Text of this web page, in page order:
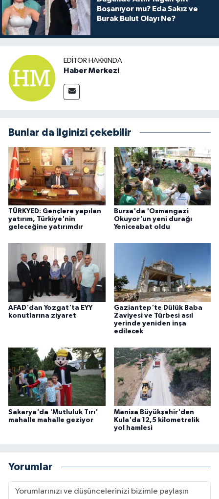
Boşanıyor mu? Eda Sakız ve
Burak Bulut Olayı Ne?
EDITÖR HAKKINDA
Haber Merkezi
Bunlar da ilginizi çekebilir
TÜRKYED: Gençlere yapılan
yatırım, Türkiye'nin
geleceğine yatırımdır
Bursa'da 'Osmangazi
Okuyor'un yeni durağı
Yeniceabat oldu
AFAD'dan Yozgat'ta EYY
konutlarına ziyaret
Gaziantep'te Dülük Baba
Zaviyesi ve Türbesi asıl
yerinde yeniden inşa
edilecek
Sakarya'da 'Mutluluk Tırı'
mahalle mahalle geziyor
Manisa Büyükşehir'den
Kula'da 12,5 kilometrelik
yol hamlesi
Yorumlar